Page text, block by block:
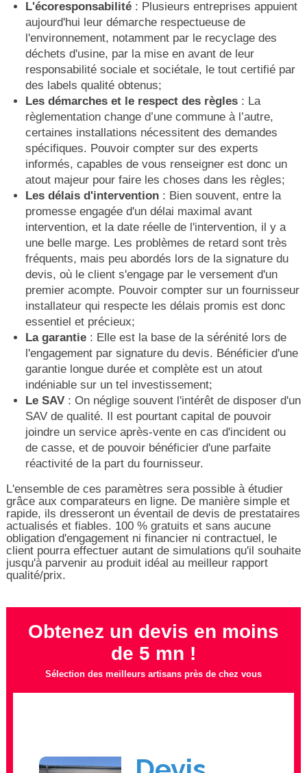
L'écoresponsabilité: Plusieurs entreprises appuient
aujourd'hui leur démarche respectueuse de
l'environnement, notamment par le recyclage des
déchets d'usine, par la mise en avant de leur
responsabilité sociale et sociétale, le tout certifié par
des labels qualité obtenus;
Les démarches et le respect des règles: La
règlementation change d’une commune à l’autre,
certaines installations nécessitent des demandes
spécifiques. Pouvoir compter sur des experts
informés, capables de vous renseigner est donc un
atout majeur pour faire les choses dans les règles;
Les délais d'intervention : Bien souvent, entre la
promesse engagée d'un délai maximal avant
intervention, et la date réelle de l'intervention, il y a
une belle marge. Les problèmes de retard sont très
fréquents, mais peu abordés lors de la signature du
devis, où le client s'engage par le versement d'un
premier acompte. Pouvoir compter sur un fournisseur
installateur qui respecte les délais promis est donc
essentiel et précieux;
La garantie : Elle est la base de la sérénité lors de
l'engagement par signature du devis. Bénéficier d'une
garantie longue durée et complète est un atout
indéniable sur un tel investissement;
Le SAV: On néglige souvent l'intérêt de disposer d'un
SAV de qualité. Il est pourtant capital de pouvoir
joindre un service après-vente en cas d'incident ou
de casse, et de pouvoir bénéficier d'une parfaite
réactivité de la part du fournisseur.
L'ensemble de ces paramètres sera possible à étudier
grâce aux comparateurs en ligne. De manière simple et
rapide, ils dresseront un éventail de devis de prestataires
actualisés et fiables. 100 % gratuits et sans aucune
obligation d'engagement ni financier ni contractuel, le
client pourra effectuer autant de simulations qu'il souhaite
jusqu'à parvenir au produit idéal au meilleur rapport
qualité/prix.
Obtenez un devis en moins
de 5 mn !
Sélection des meilleurs artisans près de chez vous